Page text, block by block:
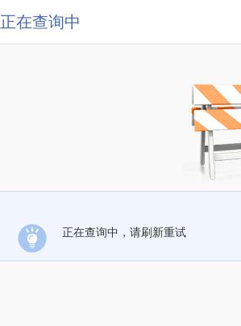
正在查询中
正在查询中，请刷新重试